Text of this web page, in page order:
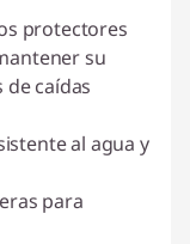
protectores
su
caídas
al agua y
para